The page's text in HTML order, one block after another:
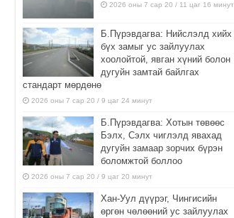
2026 оны 7 сар 20 / 11 цаг 16 минут
Б.Пүрэвдагва: Нийслэлд хийх
бүх замыг ус зайлуулах
хоолойтой, явган хүний болон
дугуйн замтай байлгах
стандарт мөрдөнө
2026 оны 7 сар 20 / 9 цаг 24 минут
Б.Пүрэвдагва: Хотын төвөөс
Бэлх, Сэлх чиглэлд явахад
дугуйн замаар зорчих бүрэн
боломжтой боллоо
2026 оны 7 сар 20 / 9 цаг 20 минут
Хан-Уул дүүрэг, Чингисийн
өргөн чөлөөний ус зайлуулах